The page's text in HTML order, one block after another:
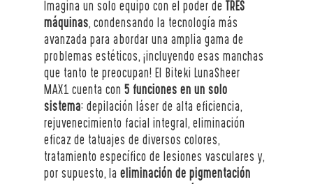
Imagina un solo equipo con el poder de
TRES
máquinas, condensando la tecnología más
avanzada para abordar una amplia gama de
problemas estéticos, ¡incluyendo esas manchas
que tanto te preocupan! El Biteki LunaSheer
MAX1 cuenta con 5 funciones en un solo
sistema: depilación láser de alta eficiencia,
rejuvenecimiento facial integral, eliminación
eficaz de tatuajes de diversos colores,
tratamiento específico de lesiones vasculares y,
por supuesto, la eliminación de pigmentación